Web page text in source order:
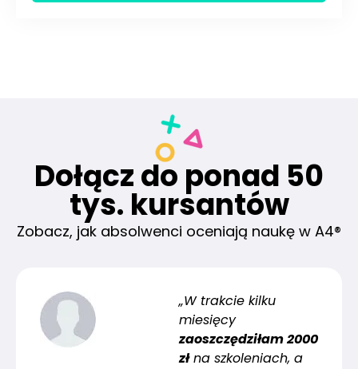
Dołącz do ponad 50
tys. kursantów
Zobacz, jak absolwenci oceniają naukę w A4®
„W trakcie kilku
miesięcy
zaoszczędziłam 2000
złna szkoleniach, a